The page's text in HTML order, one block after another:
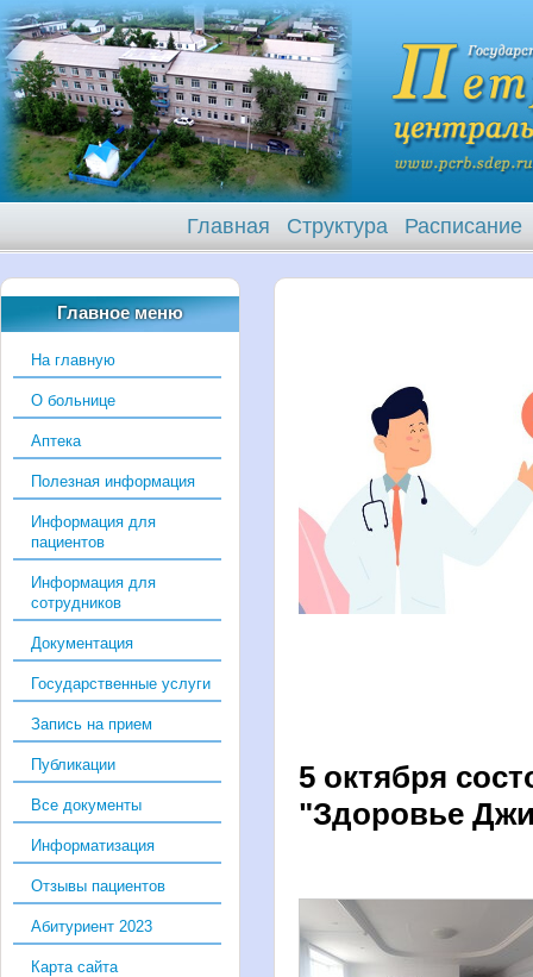
Главная Структура Расписание
Главное меню
На главную
О больнице
Аптека
Полезная информация
Информация для
пациентов
Информация для
сотрудников
Документация
Государственные услуги
Запись на прием
Публикации
Все документы
Информатизация
Отзывы пациентов
Абитуриент 2023
Карта сайта
5 октября
"Здоровье